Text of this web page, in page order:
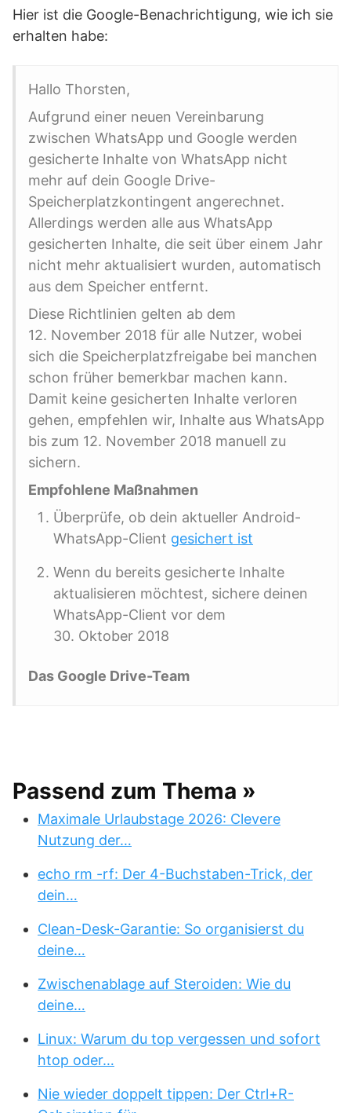
Hier ist die Google-Benachrichtigung, wie ich sie
erhalten habe:
Hallo Thorsten,
Aufgrund einer neuen Vereinbarung
zwischen WhatsApp und Google werden
gesicherte Inhalte von WhatsApp nicht
mehr auf dein Google Drive-
Speicherplatzkontingent angerechnet.
Allerdings werden alle aus WhatsApp
gesicherten Inhalte, die seit über einem Jahr
nicht mehr aktualisiert wurden, automatisch
aus dem Speicher entfernt.
Diese Richtlinien gelten ab dem
12. November 2018 für alle Nutzer, wobei
sich die Speicherplatzfreigabe bei manchen
schon früher bemerkbar machen kann.
Damit keine gesicherten Inhalte verloren
gehen, empfehlen wir, Inhalte aus WhatsApp
bis zum 12. November 2018 manuell zu
sichern.
Empfohlene Maßnahmen
Überprüfe, ob dein aktueller Android-
WhatsApp-Client gesichert ist
Wenn du bereits gesicherte Inhalte
aktualisieren möchtest, sichere deinen
WhatsApp-Client vor dem
30. Oktober 2018
Das Google Drive-Team
Passend zum Thema »
Maximale Urlaubstage 2026: Clevere
Nutzung der…
echo rm -rf: Der 4-Buchstaben-Trick, der
dein…
Clean-Desk-Garantie: So organisierst du
deine…
Zwischenablage auf Steroiden: Wie du
deine…
Linux: Warum du top vergessen und sofort
htop oder…
Nie wieder doppelt tippen: Der Ctrl+R-